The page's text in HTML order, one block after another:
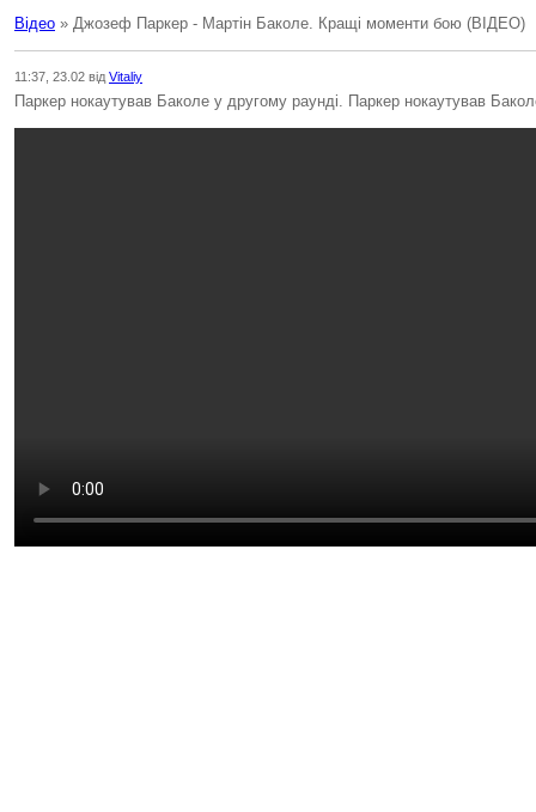
Відео » Джозеф Паркер - Мартін Баколе. Кращі моменти бою (ВІДЕО)
11:37, 23.02 від Vitaliy
Паркер нокаутував Баколе у другому раунді. Паркер нокаутував